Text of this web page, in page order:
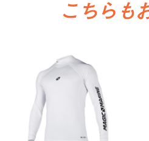
こちらも